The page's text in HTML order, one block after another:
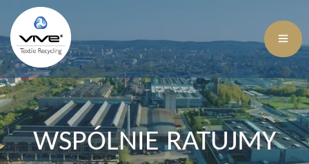
WSPÓLNIE RATUJMY